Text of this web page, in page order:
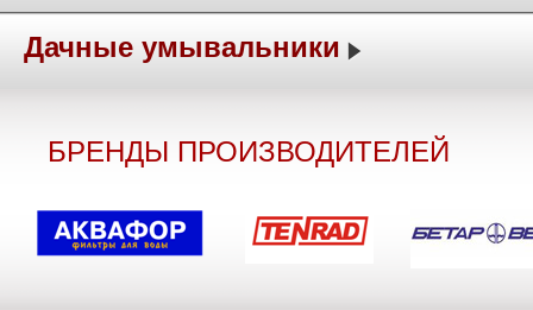
Дачные умывальники
БРЕНДЫ ПРОИЗВОДИТЕЛЕЙ